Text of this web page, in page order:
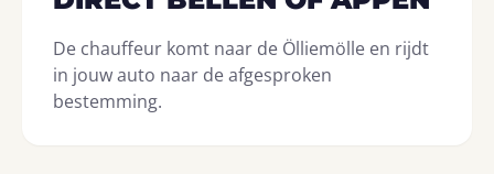
De chauffeur komt naar de Ölliemölle en rijdt
in jouw auto naar de afgesproken
bestemming.